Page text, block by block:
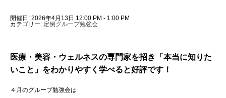
開催日: 2026年4月13日 12:00 PM - 1:00 PM
カテゴリー: 定例グループ勉強会
医療・美容・ウェルネスの専門家を招き「本当に知りた
いこと」 をわかりやすく学べると好評です！
４月のグループ勉強会は